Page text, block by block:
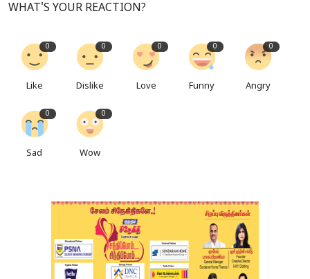
WHAT'S YOUR REACTION?
0
Like
0
Dislike
0
Love
0
Funny
0
Angry
0
Sad
0
Wow